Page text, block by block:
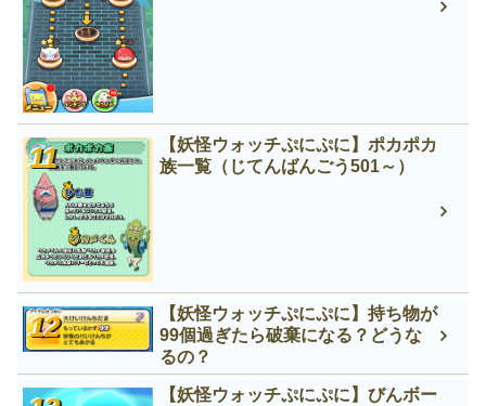
【妖怪ウォッチぷにぷに】ポカポカ
族一覧（じてんばんごう501～）
【妖怪ウォッチぷにぷに】持ち物が
99個過ぎたら破棄になる？どうな
るの？
【妖怪ウォッチぷにぷに】びんボー